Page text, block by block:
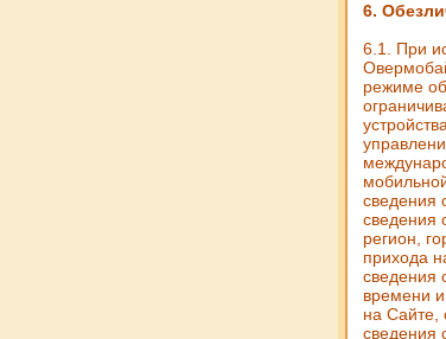
6.
6.1. При
режиме
сведения
сведения
регион,
прихода
сведения
времени и
на Сайте,
сведения